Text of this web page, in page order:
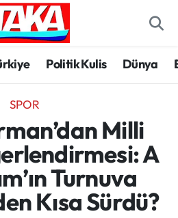
Politik Kulis Dünya
SPOR
Milli
A
Turnuva
Kısa Sürdü?
Haritası
ve Fikstür